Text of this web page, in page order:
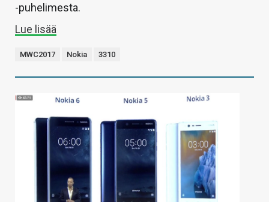
-puhelimesta.
Lue lisää
MWC2017 Nokia 3310